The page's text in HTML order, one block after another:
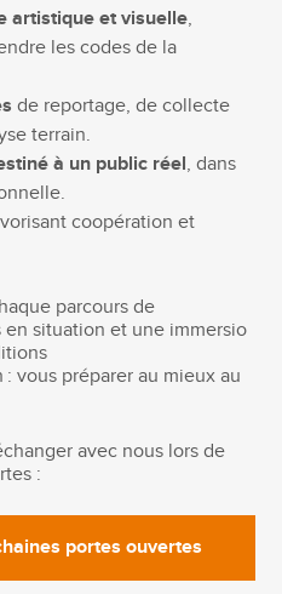
artistique et visuelle,
les codes de la
de reportage, de collecte
terrain.
à un public réel, dans
coopération et
parcours de
situation et une immersio
vous préparer au mieux au
avec nous lors de
:
portes ouvertes